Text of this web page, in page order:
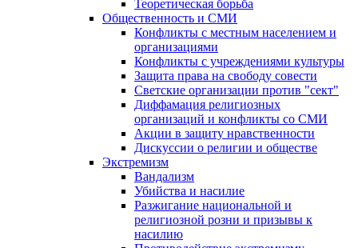
Теоретическая борьба
Общественность и СМИ
Конфликты с местным населением и
организациями
Конфликты с учреждениями культуры
Защита права на свободу совести
Светские организации против "сект"
Диффамация религиозных
организаций и конфликты со СМИ
Акции в защиту нравственности
Дискуссии о религии и обществе
Экстремизм
Вандализм
Убийства и насилие
Разжигание национальной и
религиозной розни и призывы к
насилию